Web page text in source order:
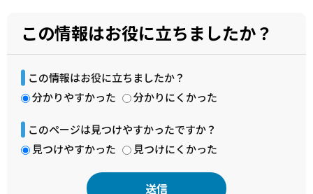
この情報はお役に立ちましたか？
この情報はお役に立ちましたか？
分かりやすかった
分かりにくかった
このページは見つけやすかったですか？
見つけやすかった
見つけにくかった